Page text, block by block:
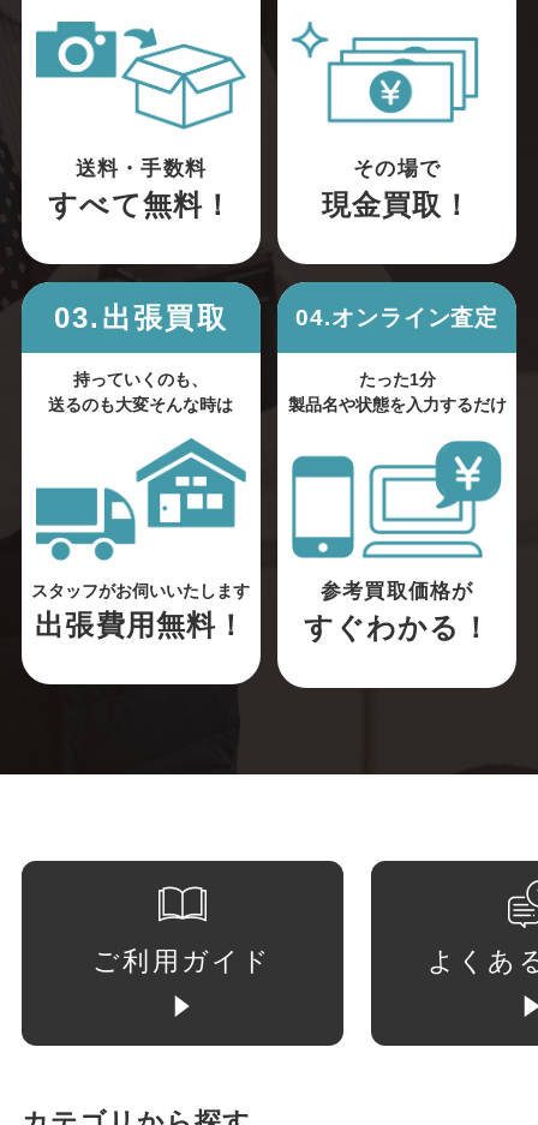
送料・手数料
すべて無料！
その場で
現金買取！
03.出張買取
持っていくのも、
送るのも大変そんな時は
スタッフがお伺いいたします
出張費用無料！
04.オンライン査定
たった1分
製品名や状態を入力するだけ
参考買取価格が
すぐわかる！
ご利用ガイド よくあ